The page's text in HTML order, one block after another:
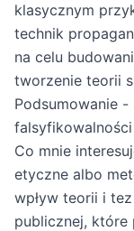
klasycznym
technik
na celu
tworzenie teorii
Podsumowanie
falsyfikowalności
Co mnie
etyczne albo
wpływ teorii i
publicznej, które